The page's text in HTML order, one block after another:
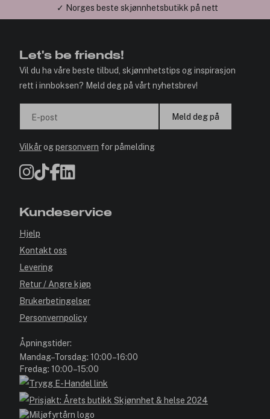
✓ Årets Nettbutikk 2026 og 2025
Let's be friends!
Vil du ha våre beste tilbud, skjønnhetstips og inspirasjon
rett i innboksen? Meld deg på vårt nyhetsbrev!
E-post Meld deg på
Vilkårogpersonvern for påmelding
Kundeservice
Hjelp
Kontakt oss
Levering
Retur / Angre kjøp
Brukerbetingelser
Personvernpolicy
Åpningstider:
Mandag–Torsdag: 10:00–16:00
Fredag: 10:00–15:00